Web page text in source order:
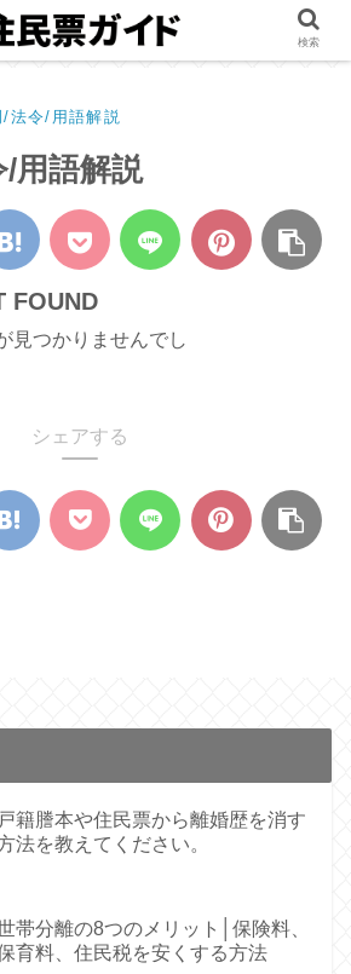
/法令/用語解説
用語解説
FOUND
見つかりませんでし
シェアする
戸籍謄本や住民票から離婚歴を消す
法を教えてください。
帯分離の8つのメリット│保険料、
育料、住民税を安くする方法
検索